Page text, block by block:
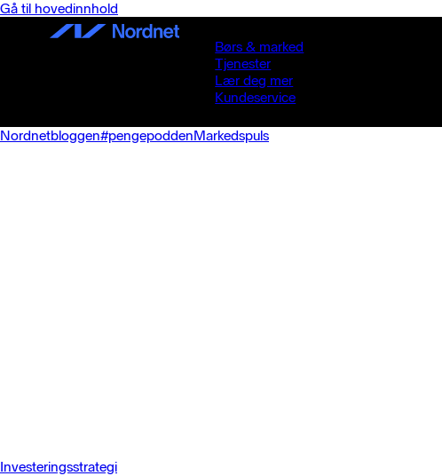
Gå til hovedinnhold
Børs & marked
Tjenester
Lær deg mer
Kundeservice
Nordnetbloggen#pengepoddenMarkedspuls
Investeringsstrategi